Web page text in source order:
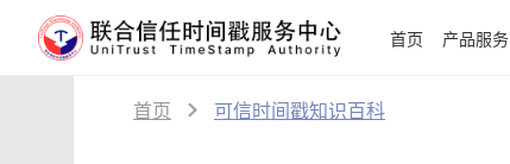
首页 产品服务
首页 可信时间戳知识百科